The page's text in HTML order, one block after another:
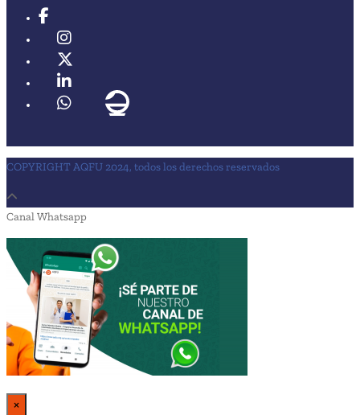
COPYRIGHT AQFU 2024, todos los derechos reservados
Canal Whatsapp
×